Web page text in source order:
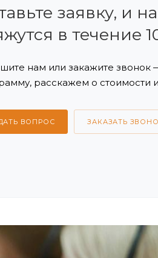
заявку, и
в течение
нам или закажите
расскажем о стоимости
ВОПРОС ЗАКАЗАТЬ